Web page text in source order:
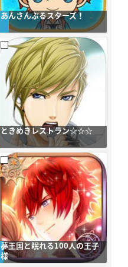
あんさんぶるスターズ！
ときめきレストラン☆☆☆
夢王国と眠れる100人の王子
様